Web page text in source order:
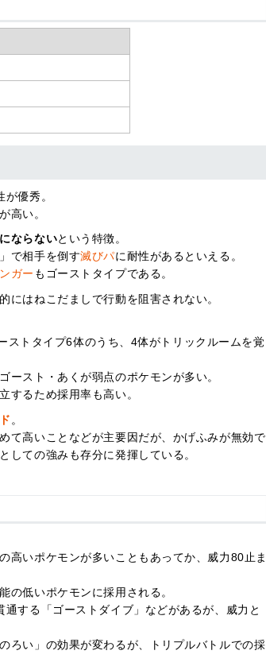
優秀。
高い。
ならないという特徴。
で相手を倒す滅びパに耐性があるといえる。
ガー もゴーストタイプである。
にはねこだましで行動を阻害されない。
トタイプ6体のうち、4体がトリックルームを覚
ースト・あくが弱点のポケモンが多い。
するため採用率も高い。
。
て高いことなどが主要因だが、かげふみが無効で
しての強みも存分に発揮している。
高いポケモンが多いこともあってか、威力80止ま
の低いポケモンに採用される。
する「ゴーストダイブ」などがあるが、威力と
ろい」の効果が変わるが、トリプルバトルでの採